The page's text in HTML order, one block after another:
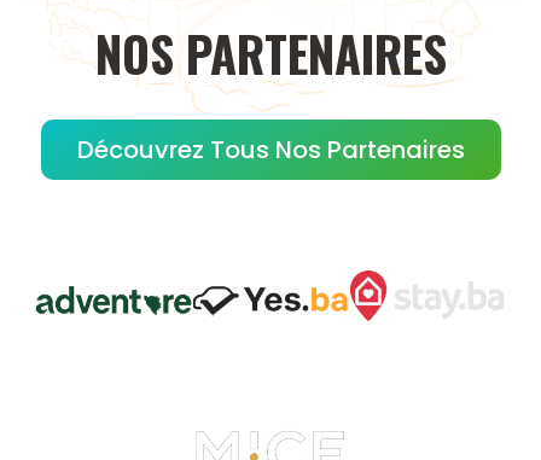
NOS PARTENAIRES
Découvrez Tous Nos Partenaires